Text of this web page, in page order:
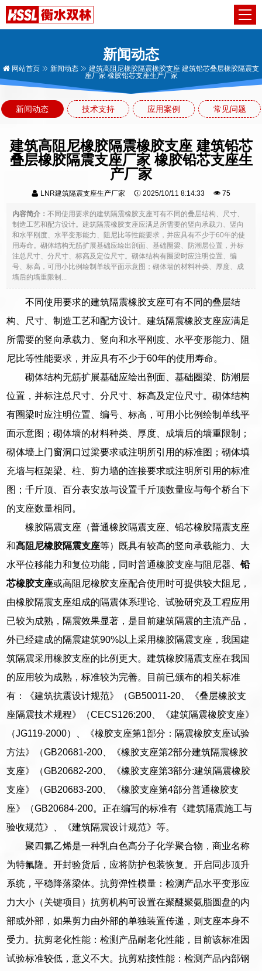
新闻动态
网站首页 新闻动态
建筑高阻尼橡胶隔震橡胶支座 建筑铅芯叠层橡胶隔震支
座厂家 橡胶铅芯支座生产厂家
新闻动态 技术支持 应用案例 常见问题
建筑高阻尼橡胶隔震橡胶支座 建筑铅芯
叠层橡胶隔震支座厂家 橡胶铅芯支座生
产厂家
LNR建筑隔震支座生产厂家 2025/10/11 8:14:33 75
内容简介：不同使用要求的建筑隔震橡胶支座可有不同的叠层结构、尺寸、
制造工艺和配方设计。建筑隔震橡胶支座应满足所需要的竖向承载力、竖向
和水平刚度、水平变形能力、阻尼比等性能要求，并应具有不少于60年的使
用寿命。砌体结构无筋扩展基础应绘出剖面、基础圈梁、防潮层位置，并标
注总尺寸、分尺寸、标高及定位尺寸。砌体结构有圈梁时应注明位置、编
号、标高，可用小比例绘制单线平面示意图；砌体墙的材料种类、厚度、成
墙后的墙重限制...
不同使用要求的建筑隔震橡胶支座可有不同的叠层结
构、尺寸、制造工艺和配方设计。建筑隔震橡胶支座应满足
所需要的竖向承载力、竖向和水平刚度、水平变形能力、阻
尼比等性能要求，并应具有不少于60年的使用寿命。
砌体结构无筋扩展基础应绘出剖面、基础圈梁、防潮层
位置，并标注总尺寸、分尺寸、标高及定位尺寸。砌体结构
有圈梁时应注明位置、编号、标高，可用小比例绘制单线平
面示意图；砌体墙的材料种类、厚度、成墙后的墙重限制；
砌体墙上门窗洞口过梁要求或注明所引用的标准图；砌体填
充墙与框架梁、柱、剪力墙的连接要求或注明所引用的标准
图；千斤顶、百分表安放与设置千斤顶数量应与每个桥台下
的支座数量相同。
橡胶隔震支座（普通橡胶隔震支座、铅芯橡胶隔震支座
和高阻尼橡胶隔震支座等）既具有较高的竖向承载能力、大
水平位移能力和复位功能，同时普通橡胶支座与阻尼器、铅
芯橡胶支座或高阻尼橡胶支座配合使用时可提供较大阻尼，
由橡胶隔震支座组成的隔震体系理论、试验研究及工程应用
已较为成熟，隔震效果显著，是目前建筑隔震的主流产品，
外已经建成的隔震建筑90%以上采用橡胶隔震支座，我国建
筑隔震采用橡胶支座的比例更大。建筑橡胶隔震支座在我国
的应用较为成熟，标准较为完善。目前已颁布的相关标准
有：《建筑抗震设计规范》（GB50011-20、《叠层橡胶支
座隔震技术规程》（CECS126:200、《建筑隔震橡胶支座》
（JG119-2000）、《橡胶支座第1部分：隔震橡胶支座试验
方法》（GB20681-200、《橡胶支座第2部分建筑隔震橡胶
支座》（GB20682-200、《橡胶支座第3部分:建筑隔震橡胶
支座》（GB20683-200、《橡胶支座第4部分普通橡胶支
座》（GB20684-200。正在编写的标准有《建筑隔震施工与
验收规范》、《建筑隔震设计规范》等。
聚四氟乙烯是一种乳白色高分子化学聚合物，商业名称
为特氟隆。开封验货后，应将防护包装恢复。开启同步顶升
系统，平稳降落梁体。抗剪弹性模量：检测产品水平变形应
力大小（关键项目）抗剪机构可设置在聚醚聚氨脂圆盘的内
部或外部，如果剪力由外部的单独装置传递，则支座本身不
受力。抗剪老化性能：检测产品耐老化性能，目前该标准因
试验标准较低，意义不大。抗剪粘接性能：检测产品内部钢